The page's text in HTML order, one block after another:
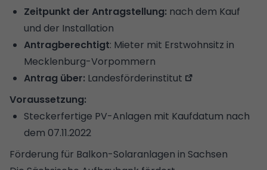
Zeitpunkt der Antragstellung: nach dem Kauf
und der Installation
Antragberechtigt: Mieter mit Erstwohnsitz in
Mecklenburg-Vorpommern
Antrag über: Landesförderinstitut
Voraussetzung:
Steckerfertige PV-Anlagen mit Kaufdatum nach
dem 07.11.2022
Förderung für Balkon-Solaranlagen in Sachsen